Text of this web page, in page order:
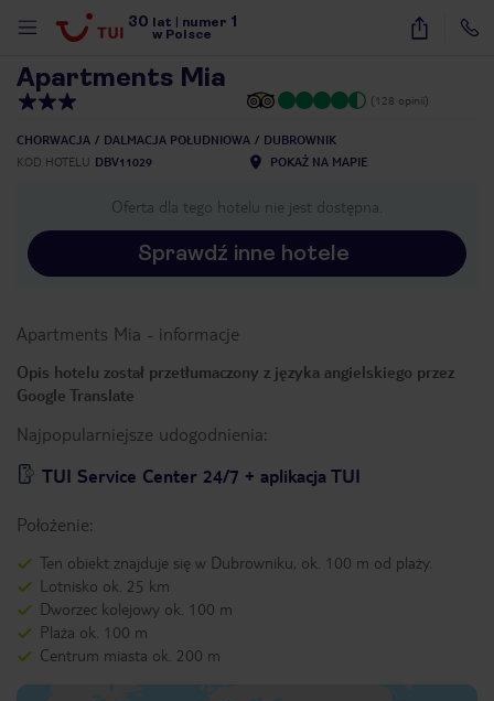
30 lat numer 1
w Polsce
40
Apartments Mia
(128 opinii)
CHORWACJA DALMACJA POŁUDNIOWA
DUBROWNIK
KOD HOTELU DBV11029 POKAŻ NA MAPIE
Oferta dla tego hotelu nie jest dostępna.
Sprawdź inne hotele
Apartments Mia - informacje
Opis hotelu został przetłumaczony z języka angielskiego przez
Google Translate
Najpopularniejsze udogodnienia:
TUI Service Center 24/7 + aplikacja TUI
Położenie:
Ten obiekt znajduje się w Dubrowniku, ok. 100 m od plaży.
Lotnisko ok. 25 km
Dworzec kolejowy ok. 100 m
Plaża ok. 100 m
Centrum miasta ok. 200 m